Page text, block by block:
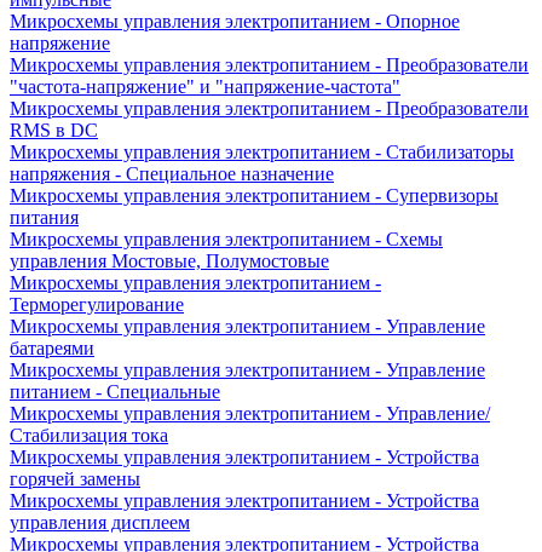
Микросхемы управления электропитанием - Опорное
напряжение
Микросхемы управления электропитанием - Преобразователи
"частота-напряжение" и "напряжение-частота"
Микросхемы управления электропитанием - Преобразователи
RMS в DC
Микросхемы управления электропитанием - Стабилизаторы
напряжения - Специальное назначение
Микросхемы управления электропитанием - Супервизоры
питания
Микросхемы управления электропитанием - Схемы
управления Мостовые, Полумостовые
Микросхемы управления электропитанием -
Терморегулирование
Микросхемы управления электропитанием - Управление
батареями
Микросхемы управления электропитанием - Управление
питанием - Специальные
Микросхемы управления электропитанием - Управление/
Стабилизация тока
Микросхемы управления электропитанием - Устройства
горячей замены
Микросхемы управления электропитанием - Устройства
управления дисплеем
Микросхемы управления электропитанием - Устройства